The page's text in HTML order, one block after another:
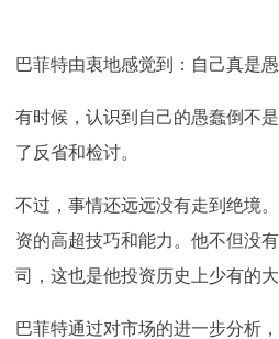
巴菲特由衷地感觉到：自己真是愚
有时候，认识到自己的愚蠢倒不
了反省和检讨。
不过，事情还远远没有走到绝境
资的高超技巧和能力。他不但没
司，这也是他投资历史上少有的大
巴菲特通过对市场的进一步分析